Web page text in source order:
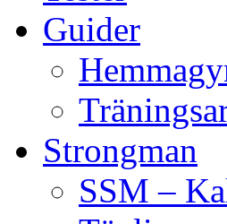
Guider
Strongman
SSM –